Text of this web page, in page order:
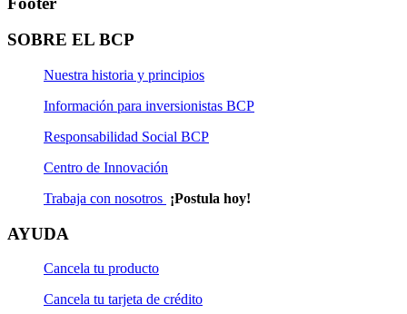
SOBRE EL BCP
Nuestra historia y principios
Información para inversionistas BCP
Responsabilidad Social BCP
Centro de Innovación
Trabaja con nosotros ¡Postula hoy!
AYUDA
Cancela tu producto
Cancela tu tarjeta de crédito